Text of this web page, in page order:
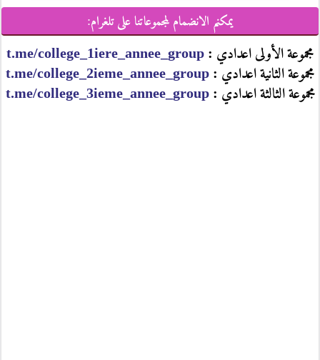
يمكنم الانضمام لمجموعاتنا على تلغرام:
مجموعة الأولى اعدادي : t.me/college_1iere_annee_group
مجموعة الثانية اعدادي : t.me/college_2ieme_annee_group
مجموعة الثالثة اعدادي :t.me/college_3ieme_annee_group